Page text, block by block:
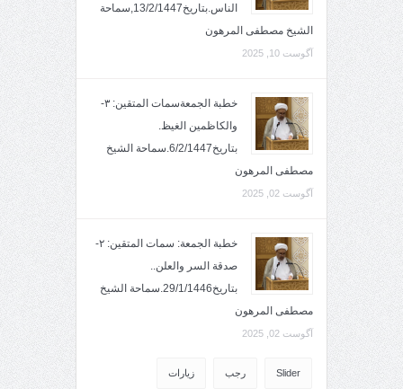
الناس.بتاريخ13/2/1447,سماحة
الشيخ مصطفى المرهون
آگوست 10, 2025
خطبة الجمعةسمات المتقين: ٣-
والكاظمين الغيظ.
بتاريخ6/2/1447.سماحة الشيخ
مصطفى المرهون
آگوست 02, 2025
خطبة الجمعة: سمات المتقين: ٢-
صدقة السر والعلن..
بتاريخ29/1/1446.سماحة الشيخ
مصطفى المرهون
آگوست 02, 2025
Slider رجب زيارات